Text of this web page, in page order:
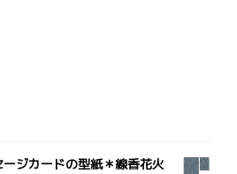
ジカードの型紙＊線香花火